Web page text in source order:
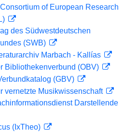
of European Research
des Südwestdeutschen
(SWB)
Marbach - Kallías
Bibliothekenverbund (OBV)
(GBV)
vernetzte Musikwissenschaft
Darstellende
(IxTheo)